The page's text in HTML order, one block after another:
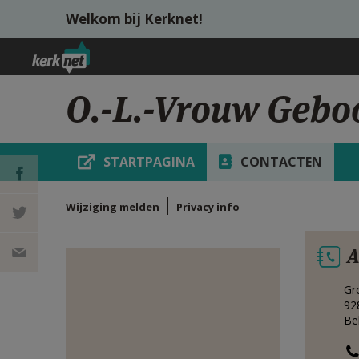
Overslaan en naar de inhoud gaan
Welkom bij Kerknet!
O.-L.-Vrouw
STARTPAGINA CONTACTEN
Wijziging melden Privacy info
DEEL OP
FACEBOOK
DEEL OP